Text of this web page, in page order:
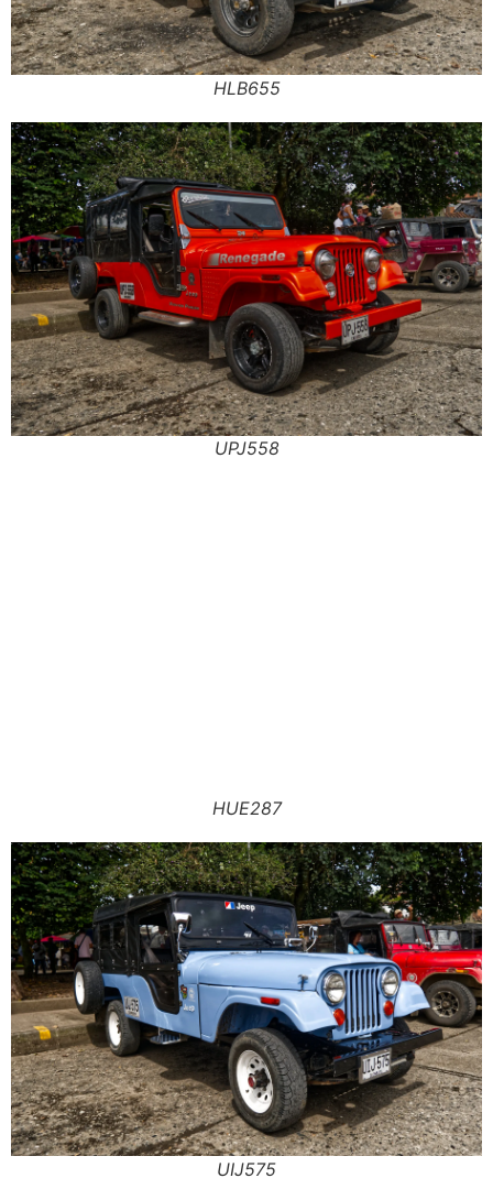
HLB655
UPJ558
HUE287
UIJ575